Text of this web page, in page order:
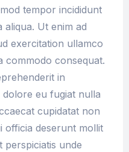
tempor incididunt
Ut enim ad
exercitation ullamco
commodo consequat.
in
eu fugiat nulla
cupidatat non
officia deserunt mollit
perspiciatis unde